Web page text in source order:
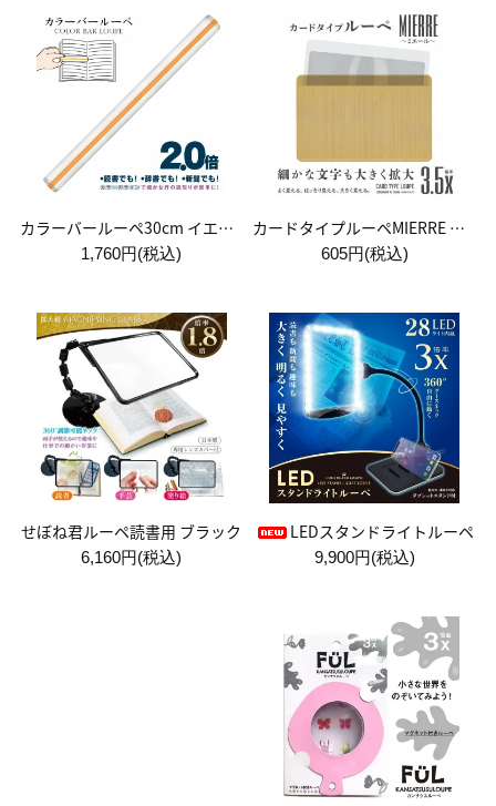
カラーバールーペ30cm イエロー
1,760円(税込)
カードタイプルーペMIERRE ゴールド
605円(税込)
せぼね君ルーペ読書用 ブラック
6,160円(税込)
LEDスタンドライトルーペ
9,900円(税込)